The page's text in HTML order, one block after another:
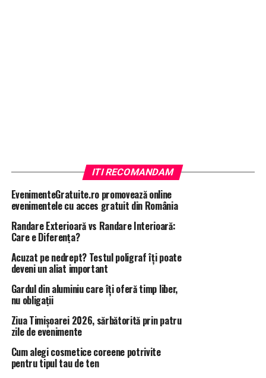
ITI RECOMANDAM
EvenimenteGratuite.ro promovează online
evenimentele cu acces gratuit din România
Randare Exterioară vs Randare Interioară:
Care e Diferența?
Acuzat pe nedrept? Testul poligraf îţi poate
deveni un aliat important
Gardul din aluminiu care îți oferă timp liber,
nu obligații
Ziua Timișoarei 2026, sărbătorită prin patru
zile de evenimente
Cum alegi cosmetice coreene potrivite
pentru tipul tau de ten